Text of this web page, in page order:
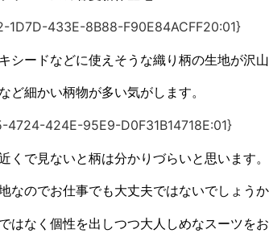
シードなどに使えそうな織り柄の生地が沢山
ど細かい柄物が多い気がします。
くで見ないと柄は分かりづらいと思います。
なのでお仕事でも大丈夫ではないでしょうか
はなく個性を出しつつ大人しめなスーツを